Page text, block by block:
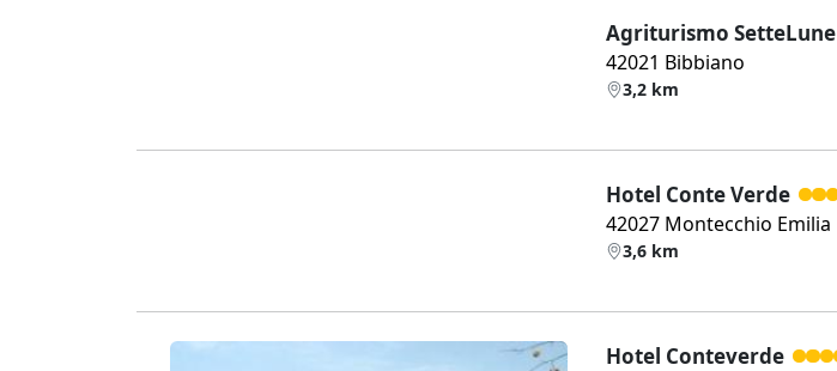
Agriturismo SetteLune
42021 Bibbiano
3,2 km
Hotel Conte Verde
42027 Montecchio Emilia
3,6 km
Hotel Conteverde